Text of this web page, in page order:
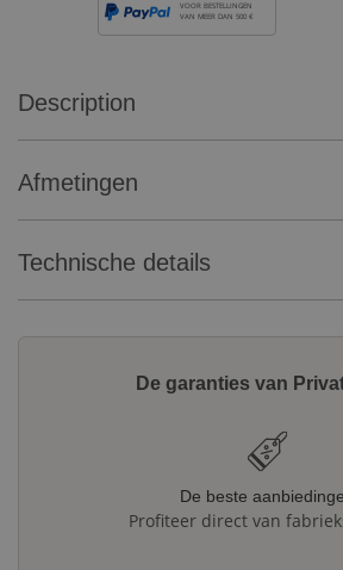
VOOR BESTELLINGEN
VAN MEER DAN 500 €
Description
Afmetingen
Technische details
De garanties van
De beste
Profiteer direct van